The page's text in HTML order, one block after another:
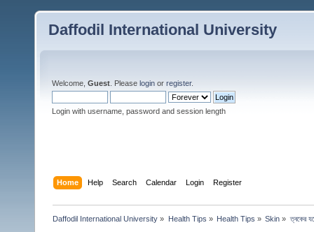
Daffodil International University
Welcome, Guest . Please login or register.
Login with username, password and session length
Home Help Search Calendar Login Register
Daffodil International University » Health Tips » Health Tips » Skin » ত্বকের